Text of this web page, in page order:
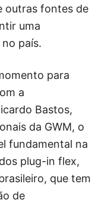
outras fontes de
uma
país.
para
a
Bastos,
da GWM, o
fundamental na
plug-in flex,
que tem
de